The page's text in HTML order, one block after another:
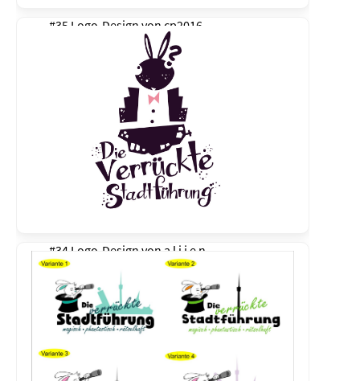
#35 Logo-Design von cp2016
#34 Logo-Design von a l i i e n